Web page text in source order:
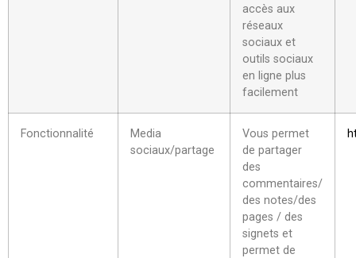
accès aux
réseaux
sociaux et
outils sociaux
en ligne plus
facilement
Fonctionnalité
Media
sociaux/partage
Vous permet
de partager
des
commentaires/
des notes/des
pages / des
signets et
permet de